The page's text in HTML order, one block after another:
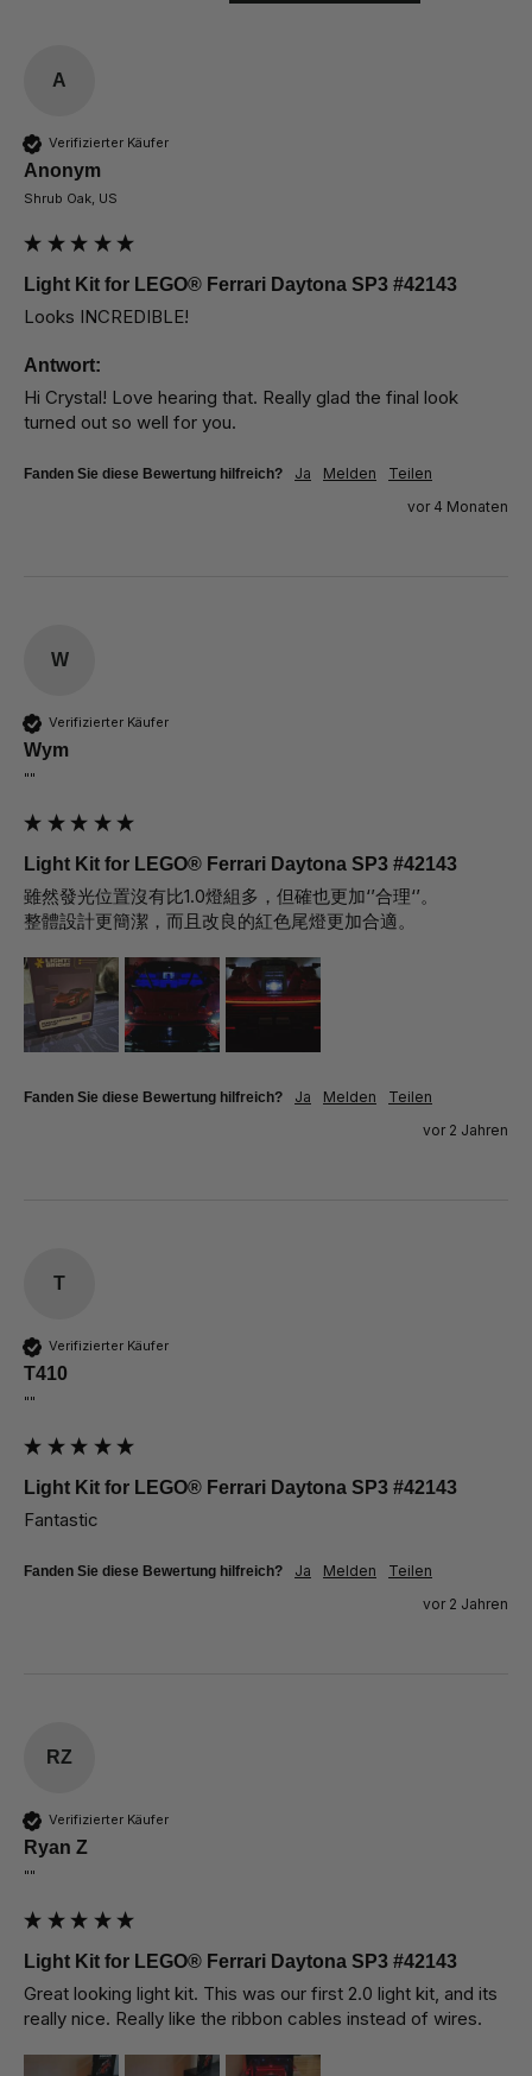
A
Verifizierter Käufer
Anonym
Shrub Oak, US
Light Kit for LEGO® Ferrari Daytona SP3 #42143
Looks INCREDIBLE!
Antwort:
Hi Crystal! Love hearing that. Really glad the final look
turned out so well for you.
Fanden Sie diese Bewertung hilfreich? Ja Melden
Teilen
vor 4 Monaten
W
Verifizierter Käufer
Wym
""
Light Kit for LEGO® Ferrari Daytona SP3 #42143
雖然發光位置沒有比1.0燈組多，但確也更加‘’合理‘’。
整體設計更簡潔，而且改良的紅色尾燈更加合適。
Fanden Sie diese Bewertung hilfreich? Ja Melden
Teilen
vor 2 Jahren
T
Verifizierter Käufer
T410
""
Light Kit for LEGO® Ferrari Daytona SP3 #42143
Fantastic
Fanden Sie diese Bewertung hilfreich? Ja Melden
Teilen
vor 2 Jahren
RZ
Verifizierter Käufer
Ryan Z
""
Light Kit for LEGO® Ferrari Daytona SP3 #42143
Great looking light kit. This was our first 2.0 light kit, and its
really nice. Really like the ribbon cables instead of wires.